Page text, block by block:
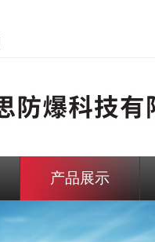
产品展示